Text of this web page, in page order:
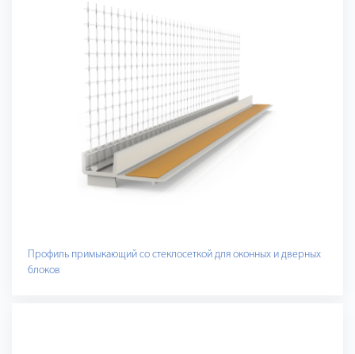
Профиль примыкающий со стеклосеткой для оконных и дверных
блоков